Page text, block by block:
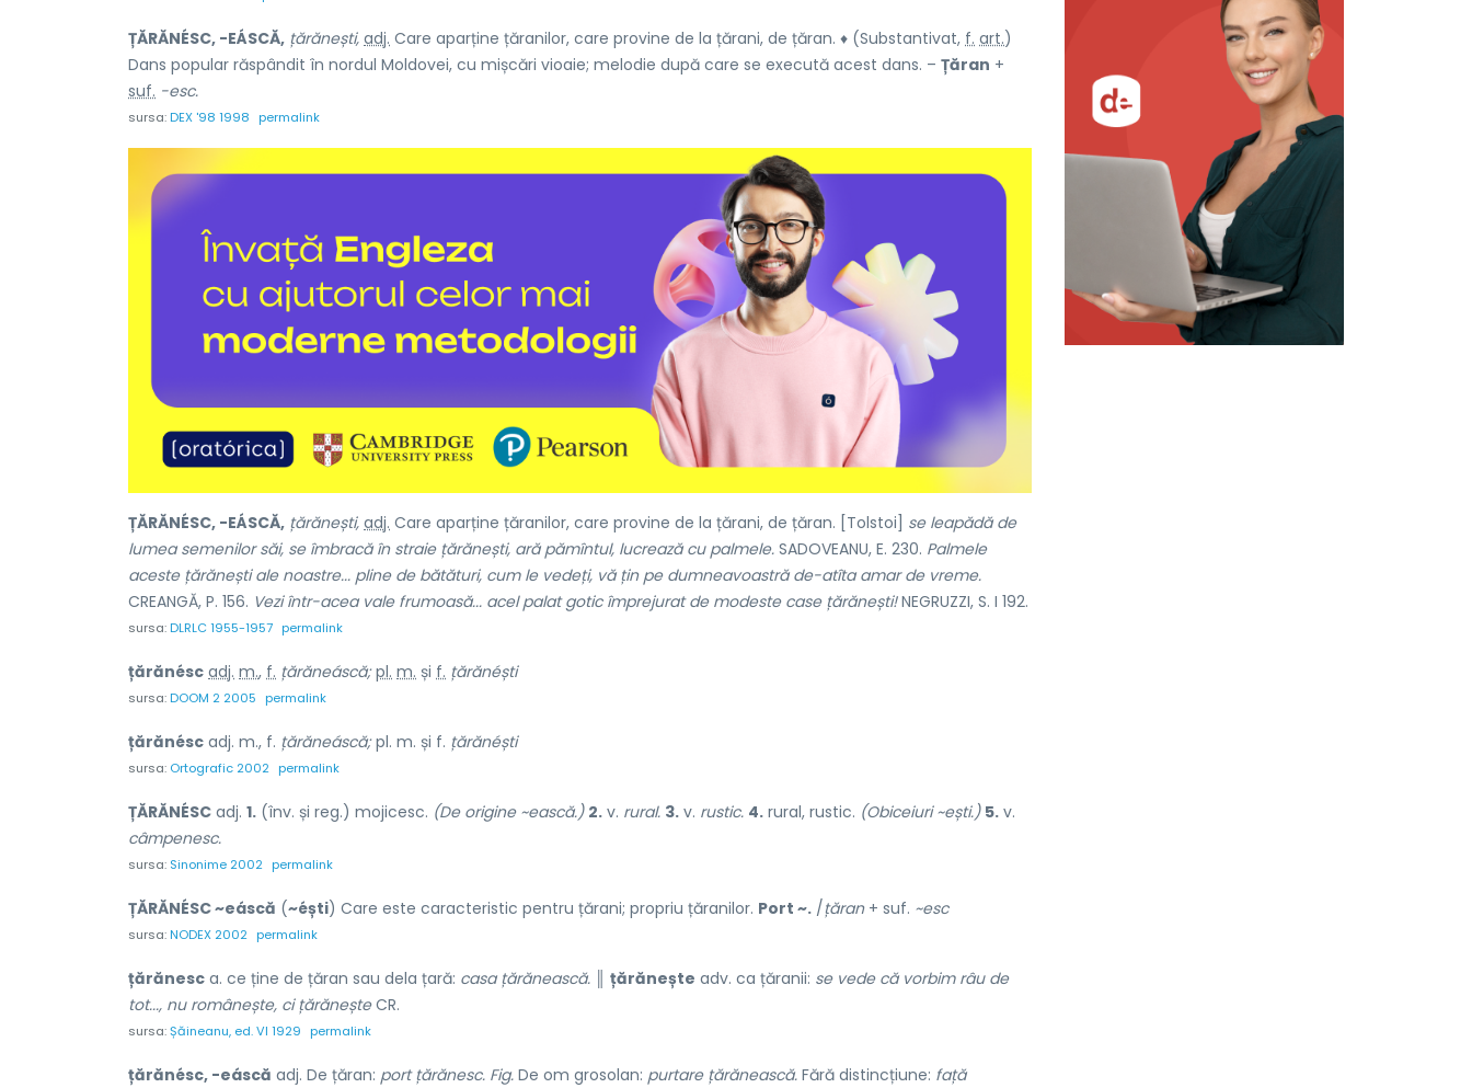
ȚĂRĂNÉSC, -EÁSCĂ, țărănești, adj. Care aparține țăranilor, care provine de la țărani, de țăran. ♦ (Substantivat, f. art.)
Dans popular răspândit în nordul Moldovei, cu mișcări vioaie; melodie după care se execută acest dans. – Țăran +
suf. -esc.
sursa:DEX '98 1998 permalink
ȚĂRĂNÉSC, -EÁSCĂ, țărănești, adj. Care aparține țăranilor, care provine de la țărani, de țăran. [Tolstoi] se leapădă de
lumea semenilor săi, se îmbracă în straie țărănești, ară pămîntul, lucrează cu palmele. SADOVEANU, E. 230. Palmele
aceste țărănești ale noastre... pline de bătături, cum le vedeți, vă țin pe dumneavoastră de-atîta amar de vreme.
CREANGĂ, P. 156. Vezi într-acea vale frumoasă... acel palat gotic împrejurat de modeste case țărănești!NEGRUZZI, S. I 192.
sursa:DLRLC 1955-1957 permalink
țărănésc adj. m., f. țărăneáscă; pl. m. și f. țărănéști
sursa:DOOM 2 2005 permalink
țărănésc adj. m., f. țărăneáscă;pl. m. și f. țărănéști
sursa: Ortografic 2002 permalink
ȚĂRĂNÉSC adj. 1. (înv. și reg.) mojicesc. (De origine ~ească.) 2. v. rural. 3. v. rustic. 4. rural, rustic. (Obiceiuri ~ești.) 5. v.
câmpenesc.
sursa: Sinonime 2002 permalink
ȚĂRĂNÉSC ~eáscă (~éști) Care este caracteristic pentru țărani; propriu țăranilor. Port ~. /țăran+ suf. ~esc
sursa:NODEX 2002 permalink
țărănesc a. ce ține de țăran sau dela țară: casa țărănească. țărănește adv. ca țăranii: se vede că vorbim râu de
tot..., nu românește, ci țărăneșteCR.
sursa:Șăineanu, ed. VI 1929 permalink
țărănésc, -eáscă adj. De țăran: port țărănesc. Fig. De om grosolan: purtare țărănească. Fără distincțiune: față